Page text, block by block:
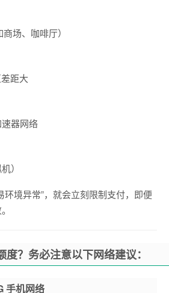
场、咖啡厅）
距大
器网络
）
环境异常”，就会立刻限制支付，即便
？务必注意以下网络建议：
手机网络